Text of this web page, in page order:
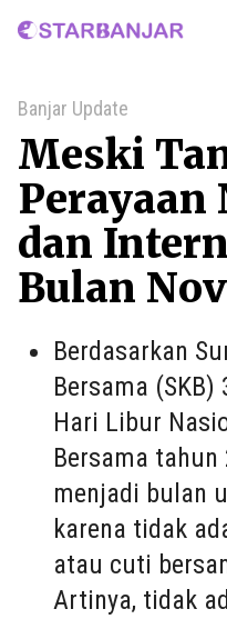
Home
Banjar Update
Meski
Perayaan
dan
Bulan
Berdasarkan
Bersama
Hari Libur
Bersama tahun
menjadi bulan
karena tidak
atau cuti
Artinya, tidak